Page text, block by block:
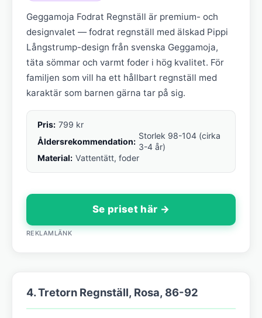
Geggamoja Fodrat Regnställ är premium- och
designvalet — fodrat regnställ med älskad Pippi
Långstrump-design från svenska Geggamoja,
täta sömmar och varmt foder i hög kvalitet. För
familjen som vill ha ett hållbart regnställ med
karaktär som barnen gärna tar på sig.
Pris: 799 kr
Åldersrekommendation:
Storlek 98-104 (cirka
3-4 år)
Material: Vattentätt, foder
Se priset här →
REKLAMLÄNK
4. Tretorn Regnställ, Rosa, 86-92